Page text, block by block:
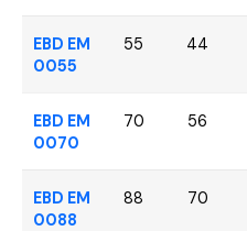
EBD EM
0055
55 44
EBD EM
0070
70 56
EBD EM
0088
88 70